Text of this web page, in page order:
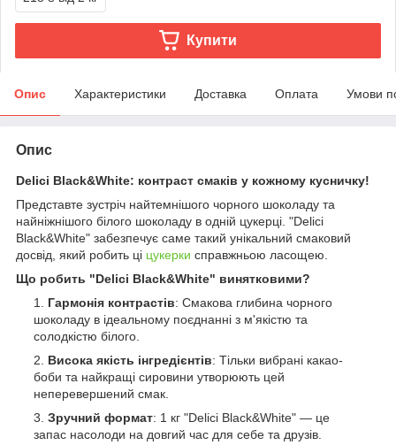
Купити
Опис Характеристики Доставка Оплата Умови
Опис
Delici Black&White: контраст смаків у кожному кусничку!
Представте зустріч найтемнішого чорного шоколаду та
найніжнішого білого шоколаду в одній цукерці. "Delici
Black&White" забезпечує саме такий унікальний смаковий
досвід, який робить ці цукерки справжньою ласощею.
Що робить "Delici Black&White" винятковими?
Гармонія контрастів: Смакова глибина чорного
шоколаду в ідеальному поєднанні з м'якістю та
солодкістю білого.
Висока якість інгредієнтів: Тільки вибрані какао-
боби та найкращі сировини утворюють цей
неперевершений смак.
Зручний формат: 1 кг "Delici Black&White" — це
запас насолоди на довгий час для себе та друзів.